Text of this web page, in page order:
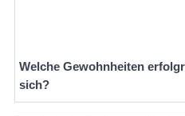
Welche Gewohnheiten
sich?